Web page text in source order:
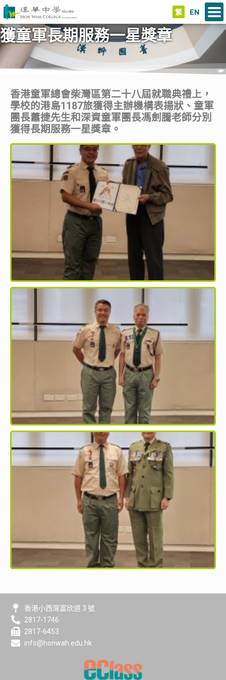
繁 EN
獲童軍長期服務一星獎章
香港童軍總會柴灣區第二十八屆就職典禮上，
學校的港島1187旅獲得主辦機構表揚狀、童軍
團長蕭捷先生和深資童軍團長馮劍騰老師分別
獲得長期服務一星獎章。
香港小西灣富欣道 3 號
2817-1746
2817-6453
info@honwah.edu.hk